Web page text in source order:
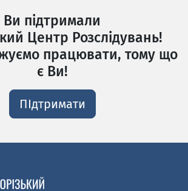
Ви підтримали
Центр Розслідувань!
працювати, тому що
є Ви!
ПІдтримати